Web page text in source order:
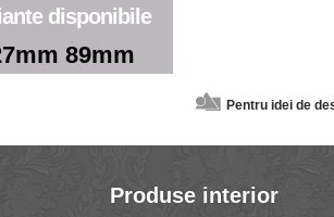
disponibile
89mm
Pentru idei de
Produse interior